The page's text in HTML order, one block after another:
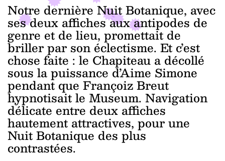
Notre dernière Nuit Botanique, avec
ses deux affiches aux antipodes de
genre et de lieu, promettait de
briller par son éclectisme. Et c’est
chose faite : le Chapiteau a décollé
sous la puissance d’Aime Simone
pendant que Françoiz Breut
hypnotisait le Museum. Navigation
délicate entre deux affiches
hautement attractives, pour une
Nuit Botanique des plus
contrastées.